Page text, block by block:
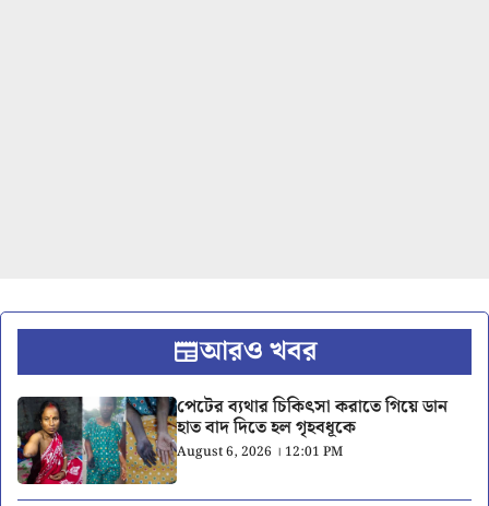
আরও খবর
পেটের ব্যথার চিকিৎসা করাতে গিয়ে ডান
হাত বাদ দিতে হল গৃহবধূকে
August 6, 2026 । 12:01 PM